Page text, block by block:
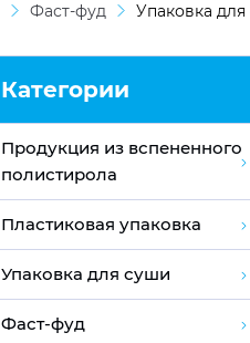
Фаст-фуд Упаковка
Категории
Продукция из вспененного
полистирола
Пластиковая упаковка
Упаковка для суши
Фаст-фуд